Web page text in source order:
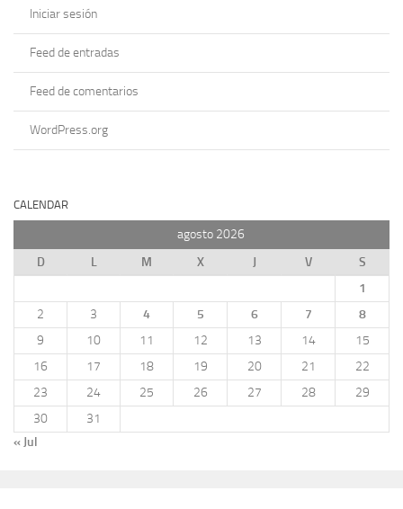
Iniciar sesión
Feed de entradas
Feed de comentarios
WordPress.org
CALENDAR
agosto 2026
D
L M X J V
S
1
2
3 4 5 6 7
8
9
10 11 12 13 14
15
16
17 18 19 20 21
22
23
24 25 26 27 28
29
30
31
« Jul